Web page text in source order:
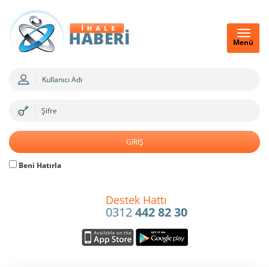
Menü
Beni Hatırla
Destek Hattı
0312442 82 30